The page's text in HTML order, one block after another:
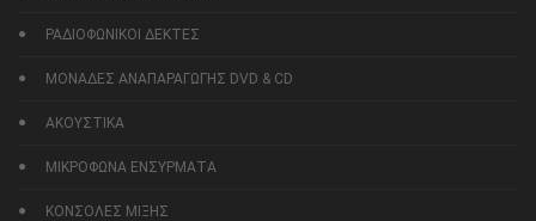
ΡΑΔΙΟΦΩΝΙΚΟΙ ΔΕΚΤΕΣ
ΜΟΝΑΔΕΣ ΑΝΑΠΑΡΑΓΩΓΗΣ DVD & CD
ΑΚΟΥΣΤΙΚΑ
ΜΙΚΡΟΦΩΝΑ ΕΝΣΥΡΜΑΤΑ
ΚΟΝΣΟΛΕΣ ΜΙΞΗΣ